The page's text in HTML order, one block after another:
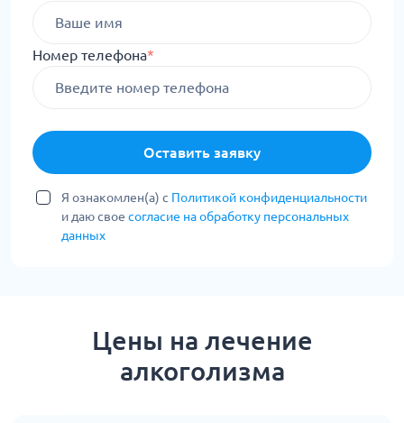
Номер телефона*
Оставить заявку
Я ознакомлен(а) с Политикой конфиденциальности
и даю свое согласие на обработку персональных
данных
Цены на лечение
алкоголизма